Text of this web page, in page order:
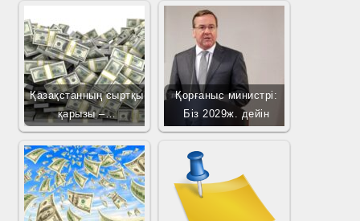
Қазақстанның сыртқы
қарызы –…
Қорғаныс министрі:
Біз 2029ж. дейін